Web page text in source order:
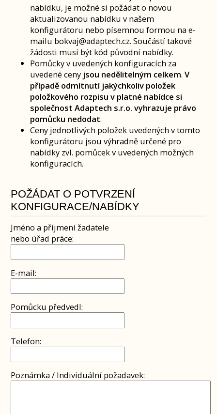
nabídku, je možné si požádat o novou
aktualizovanou nabídku v našem
konfigurátoru nebo písemnou formou na e-
mailu bokvaj@adaptech.cz. Součástí takové
žádosti musí být kód původní nabídky.
Pomůcky v uvedených konfiguracích za
uvedené ceny jsou nedělitelným celkem.V
případě odmítnutí jakýchkoliv položek
položkového rozpisu v platné nabídce si
společnost Adaptech s.r.o. vyhrazuje právo
pomůcku nedodat.
Ceny jednotlivých položek uvedených v tomto
konfigurátoru jsou výhradně určené pro
nabídky zvl. pomůcek v uvedených možných
konfiguracích.
POŽÁDAT O POTVRZENÍ
KONFIGURACE/NABÍDKY
Jméno a příjmení žadatele
nebo úřad práce:
E-mail:
Pomůcku předvedl:
Telefon:
Poznámka / Individuální požadavek: